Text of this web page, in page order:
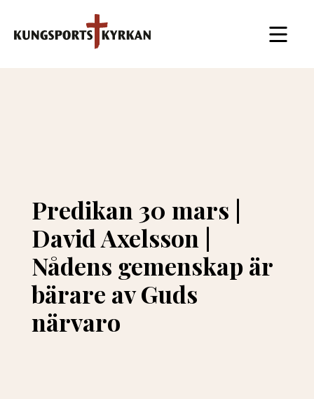
Predikan 30 mars |
David Axelsson |
Nådens gemenskap är
bärare av Guds
närvaro